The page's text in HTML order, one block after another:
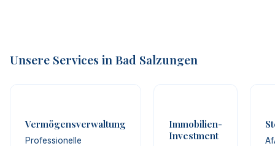
Unsere Services in Bad Salzungen
Vermögensverwaltung
Professionelle
Immobilien-
Investment